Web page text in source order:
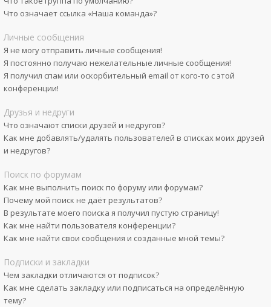
Что означает ссылка «Наша команда»?
Личные сообщения
Я не могу отправить личные сообщения!
Я постоянно получаю нежелательные личные сообщения!
Я получил спам или оскорбительный email от кого-то с этой
конференции!
Друзья и недруги
Что означают списки друзей и недругов?
Как мне добавлять/удалять пользователей в списках моих друзей
и недругов?
Поиск по форумам
Как мне выполнить поиск по форуму или форумам?
Почему мой поиск не даёт результатов?
В результате моего поиска я получил пустую страницу!
Как мне найти пользователя конференции?
Как мне найти свои сообщения и созданные мной темы?
Подписки и закладки
Чем закладки отличаются от подписок?
Как мне сделать закладку или подписаться на определённую
тему?